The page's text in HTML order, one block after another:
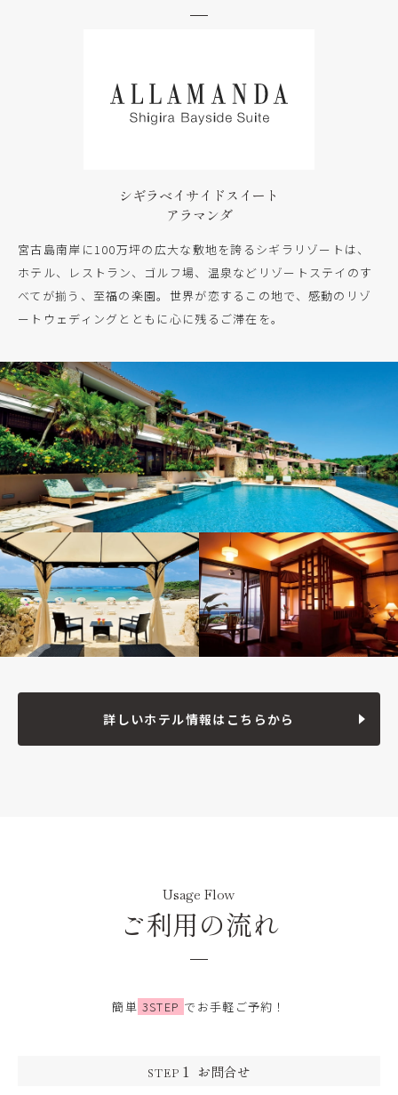
シギラベイサイドスイート
アラマンダ
宮古島南岸に100万坪の広大な敷地を誇るシギラリゾートは、
ホテル、レストラン、ゴルフ場、温泉などリゾートステイのす
べてが揃う、至福の楽園。世界が恋するこの地で、感動のリゾ
ートウェディングとともに心に残るご滞在を。
詳しいホテル情報はこちらから
Usage Flow
ご利用の流れ
簡単 3STEP でお手軽ご予約！
STEP 1 お問合せ